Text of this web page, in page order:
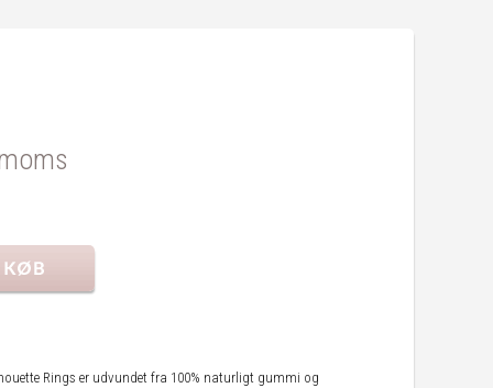
Rings er udvundet fra 100% naturligt gummi og